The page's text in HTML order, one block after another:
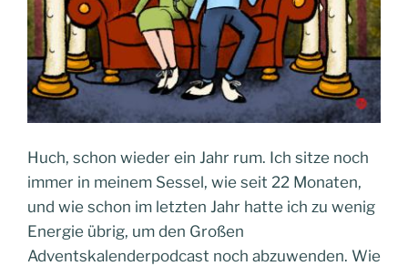
Huch, schon wieder ein Jahr rum. Ich sitze noch
immer in meinem Sessel, wie seit 22 Monaten,
und wie schon im letzten Jahr hatte ich zu wenig
Energie übrig, um den Großen
Adventskalenderpodcast noch abzuwenden. Wie